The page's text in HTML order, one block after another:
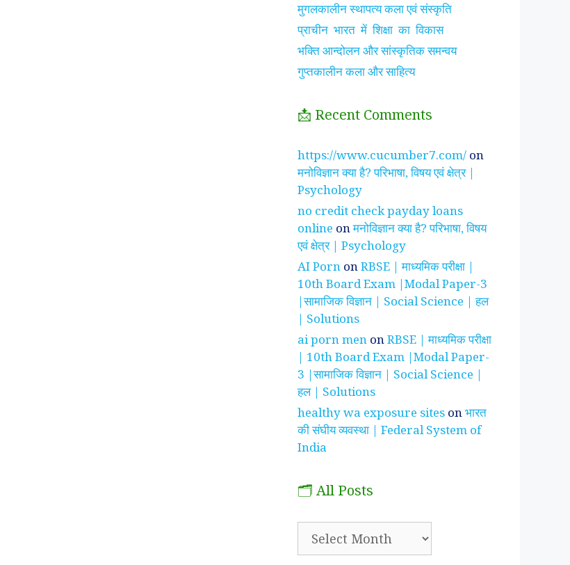
झाँसी की रानी के रहस्मयी
सुनीता विलियम्स ~
भारतीय मूल की अन्तरिक्ष
यात्री
मुगलकालीन स्थापत्य कला एवं संस्कृति
प्राचीन भारत में शिक्षा का विकास
भक्ति आन्दोलन और सांस्कृतिक समन्वय
गुप्तकालीन कला और साहित्य
📩 Recent Comments
https://www.cucumber7.com/ on
मनोविज्ञान क्या है? परिभाषा, विषय एवं क्षेत्र |
Psychology
no credit check payday loans
online onमनोविज्ञान क्या है? परिभाषा, विषय
एवं क्षेत्र | Psychology
AI Porn onRBSE | माध्यमिक परीक्षा |
10th Board Exam |Modal Paper-3
|सामाजिक विज्ञान | Social Science | हल
| Solutions
ai porn men onRBSE | माध्यमिक परीक्षा
| 10th Board Exam |Modal Paper-
3 |सामाजिक विज्ञान | Social Science |
हल | Solutions
healthy wa exposure sites onभारत
की संघीय व्यवस्था | Federal System of
India
🗂️ All Posts